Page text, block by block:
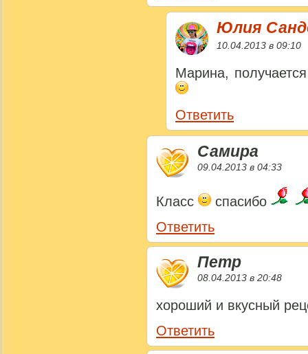
Юлия
10.04.2013 в 09:10
Марина,
Ответить
Самира
09.04.2013 в 04:33
Класс
спасибо
Ответить
Петр
08.04.2013 в 20:48
хороший и вкусный
Ответить